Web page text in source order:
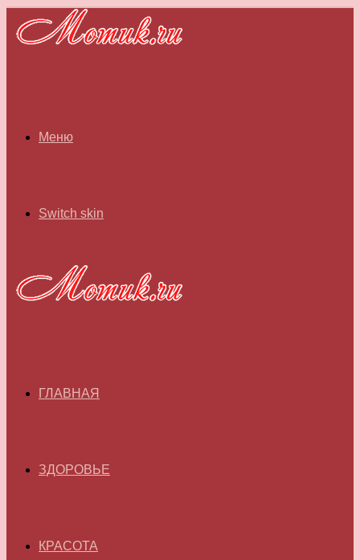
Меню
Switch skin
ГЛАВНАЯ
ЗДОРОВЬЕ
КРАСОТА